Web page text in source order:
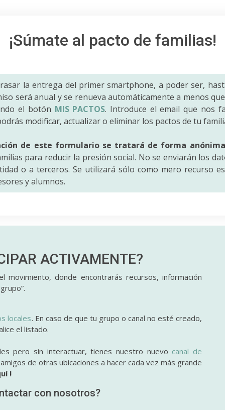
¡Súmate al pacto de familias!
la entrega del primer smartphone, a poder ser,
será anual y se renueva automáticamente a menos
el botón MIS PACTOS. Introduce el email que nos
modificar, actualizar o eliminar los pactos de tu
de este formulario se tratará de forma anónima
para reducir la presión social. No se enviarán los
o a terceros. Se utilizará sólo como mero recurso
y alumnos.
ACTIVAMENTE?
donde encontrarás recursos, información
locales. En caso de que tu grupo o canal no esté creado,
el listado.
pero sin interactuar, tienes nuestro nuevo canal de
de otras ubicaciones a hacer cada vez más grande
!
con nosotros?